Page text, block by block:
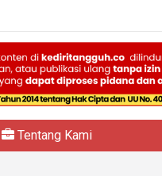
Tentang Kami